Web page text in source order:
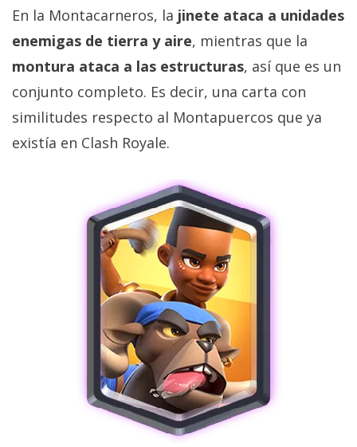
/
Cambiar
opciones
de
privacidad
/
Legal
En la Montacarneros, la jinete ataca a unidades
enemigas de tierra y aire, mientras que la
montura ataca a las estructuras, así que es un
conjunto completo. Es decir, una carta con
similitudes respecto al Montapuercos que ya
existía en Clash Royale.